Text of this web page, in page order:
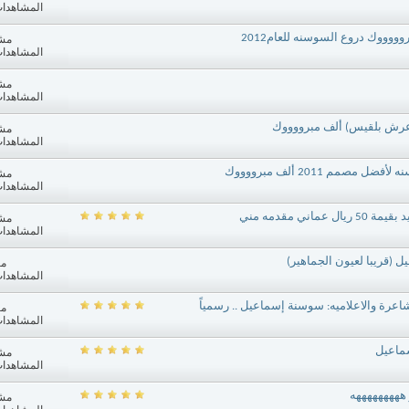
المشاهدات:
دروع السوسنه للعام2012
المشاهدات:
المشاهدات:
بلقيس) ألف مبرووووك
المشاهدات:
2011 ألف مبرووووك
المشاهدات:
مني
المشاهدات:
لعيون الجماهير)
المشاهدات:
والاعلاميه: سوسنة إسماعيل .. رسمياً
المشاهدات:
المشاهدات: